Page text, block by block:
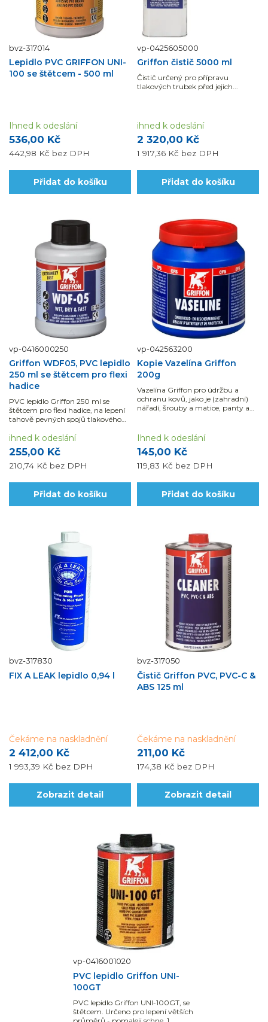
bvz-317014
Lepidlo PVC GRIFFON UNI-
100 se štětcem - 500 ml
536,00 Kč
442,98 Kč bez DPH
Ihned k odeslání
Přidat do košíku
vp-0425605000
Griffon čistič 5000 ml
Čistič určený pro přípravu
tlakových trubek před jejich...
2 320,00 Kč
1 917,36 Kč bez DPH
ihned k odeslání
Přidat do košíku
vp-0416000250
Griffon WDF05, PVC lepidlo
250 ml se štětcem pro flexi
hadice
PVC lepidlo Griffon 250 ml se
štětcem pro flexi hadice, na lepení
tahově pevných spojů tlakového
vodu) s fitinky PVC-U. Pro kvalitní
lepený spoj je nutné použít...
255,00 Kč
210,74 Kč bez DPH
ihned k odeslání
Přidat do košíku
vp-042563200
Kopie Vazelína Griffon
200g
Vazelína Griffon pro údržbu a
ochranu kovů, jako je (zahradní)
nářadí, šrouby a matice, panty a
145,00 Kč
119,83 Kč bez DPH
Ihned k odeslání
Přidat do košíku
bvz-317830
FIX A LEAK lepidlo 0,94 l
2 412,00 Kč
1 993,39 Kč bez DPH
Čekáme na naskladnění
Zobrazit detail
bvz-317050
Čistič Griffon PVC, PVC-C &
ABS 125 ml
211,00 Kč
174,38 Kč bez DPH
Čekáme na naskladnění
Zobrazit detail
vp-0416001020
PVC lepidlo Griffon UNI-
100GT
PVC lepidlo Griffon UNI-100GT, se
štětcem. Určeno pro lepení větších